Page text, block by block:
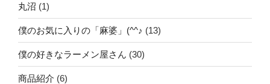
丸沼 (1)
僕のお気に入りの「麻婆」(^^♪ (13)
僕の好きなラーメン屋さん (30)
商品紹介 (6)